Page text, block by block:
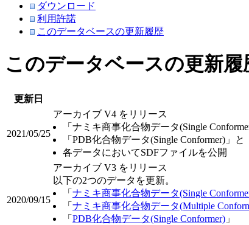
ダウンロード
利用許諾
このデータベースの更新履歴
このデータベースの更新履
更新日
2021/05/25
アーカイブ V4 をリリース
「ナミキ商事化合物データ(Single
「PDB化合物データ(Single Conformer)」
各データにおいてSDFファイルを公開
2020/09/15
アーカイブ V3 をリリース
以下の2つのデータを更新。
「 ナミキ商事化合物データ(Single
「 ナミキ商事化合物データ(Multiple
「 PDB化合物データ(Single Conformer) 」